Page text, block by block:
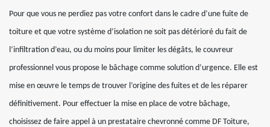
Pour que vous ne perdiez pas votre confort dans le cadre d’une fuite de
toiture et que votre système d’isolation ne soit pas détérioré du fait de
l’infiltration d’eau, ou du moins pour limiter les dégâts, le couvreur
professionnel vous propose le bâchage comme solution d’urgence. Elle est
mise en œuvre le temps de trouver l’origine des fuites et de les réparer
définitivement. Pour effectuer la mise en place de votre bâchage,
choisissez de faire appel à un prestataire chevronné comme DF Toiture,